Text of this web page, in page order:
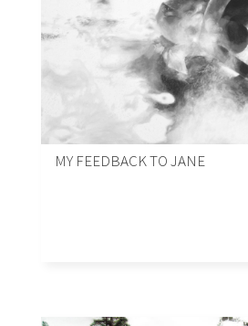
MY FEEDBACK TO JANE